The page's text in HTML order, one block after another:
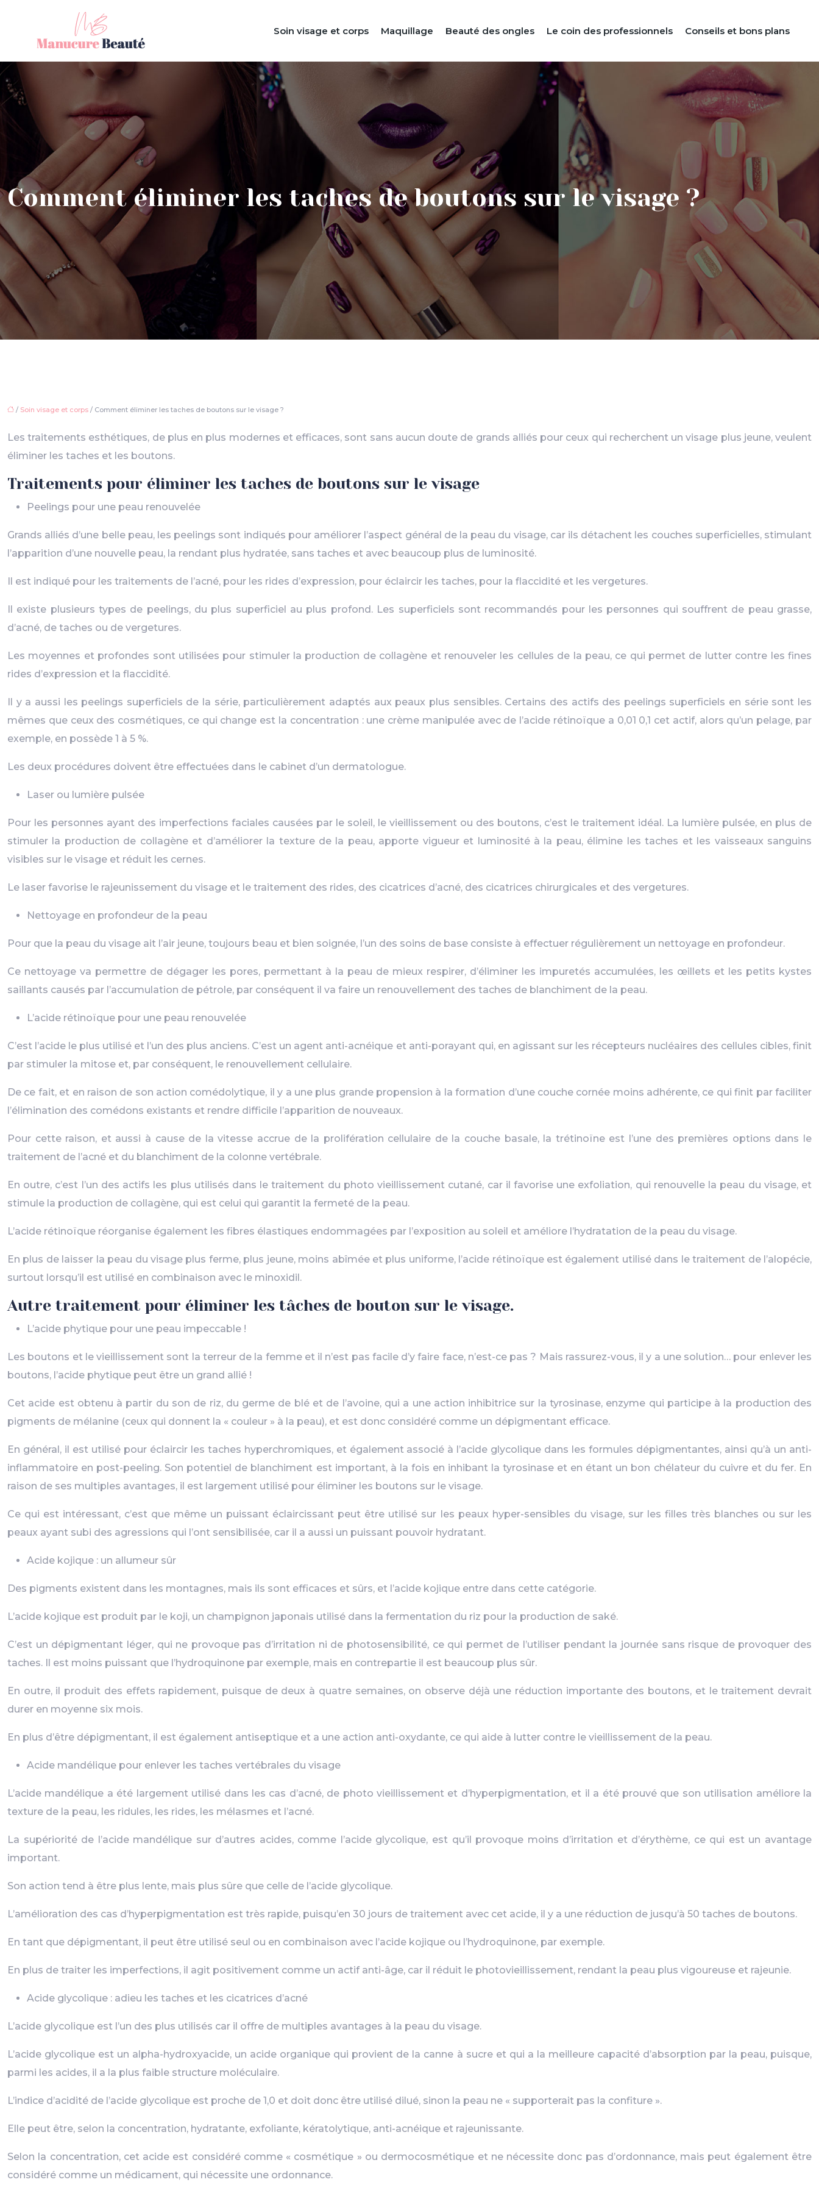
Soin visage et corps Maquillage Beauté des ongles Le coin des professionnels Conseils et bons plans
Comment éliminer les taches de boutons sur le visage ?
/ Soin visage et corps / Comment éliminer les taches de boutons sur le visage ?
Les traitements esthétiques, de plus en plus modernes et efficaces, sont sans aucun doute de grands alliés pour ceux qui recherchent un visage plus jeune, veulent
éliminer les taches et les boutons.
Traitements pour éliminer les taches de boutons sur le visage
Peelings pour une peau renouvelée
Grands alliés d’une belle peau, les peelings sont indiqués pour améliorer l’aspect général de la peau du visage, car ils détachent les couches superficielles, stimulant
l’apparition d’une nouvelle peau, la rendant plus hydratée, sans taches et avec beaucoup plus de luminosité.
Il est indiqué pour les traitements de l’acné, pour les rides d’expression, pour éclaircir les taches, pour la flaccidité et les vergetures.
Il existe plusieurs types de peelings, du plus superficiel au plus profond. Les superficiels sont recommandés pour les personnes qui souffrent de peau grasse,
d’acné, de taches ou de vergetures.
Les moyennes et profondes sont utilisées pour stimuler la production de collagène et renouveler les cellules de la peau, ce qui permet de lutter contre les fines
rides d’expression et la flaccidité.
Il y a aussi les peelings superficiels de la série, particulièrement adaptés aux peaux plus sensibles. Certains des actifs des peelings superficiels en série sont les
mêmes que ceux des cosmétiques, ce qui change est la concentration : une crème manipulée avec de l’acide rétinoïque a 0,01 0,1 cet actif, alors qu’un pelage, par
exemple, en possède 1 à 5 %.
Les deux procédures doivent être effectuées dans le cabinet d’un dermatologue.
Laser ou lumière pulsée
Pour les personnes ayant des imperfections faciales causées par le soleil, le vieillissement ou des boutons, c’est le traitement idéal. La lumière pulsée, en plus de
stimuler la production de collagène et d’améliorer la texture de la peau, apporte vigueur et luminosité à la peau, élimine les taches et les vaisseaux sanguins
visibles sur le visage et réduit les cernes.
Le laser favorise le rajeunissement du visage et le traitement des rides, des cicatrices d’acné, des cicatrices chirurgicales et des vergetures.
Nettoyage en profondeur de la peau
Pour que la peau du visage ait l’air jeune, toujours beau et bien soignée, l’un des soins de base consiste à effectuer régulièrement un nettoyage en profondeur.
Ce nettoyage va permettre de dégager les pores, permettant à la peau de mieux respirer, d’éliminer les impuretés accumulées, les œillets et les petits kystes
saillants causés par l’accumulation de pétrole, par conséquent il va faire un renouvellement des taches de blanchiment de la peau.
L’acide rétinoïque pour une peau renouvelée
C’est l’acide le plus utilisé et l’un des plus anciens. C’est un agent anti-acnéique et anti-porayant qui, en agissant sur les récepteurs nucléaires des cellules cibles, finit
par stimuler la mitose et, par conséquent, le renouvellement cellulaire.
De ce fait, et en raison de son action comédolytique, il y a une plus grande propension à la formation d’une couche cornée moins adhérente, ce qui finit par faciliter
l’élimination des comédons existants et rendre difficile l’apparition de nouveaux.
Pour cette raison, et aussi à cause de la vitesse accrue de la prolifération cellulaire de la couche basale, la trétinoïne est l’une des premières options dans le
traitement de l’acné et du blanchiment de la colonne vertébrale.
En outre, c’est l’un des actifs les plus utilisés dans le traitement du photo vieillissement cutané, car il favorise une exfoliation, qui renouvelle la peau du visage, et
stimule la production de collagène, qui est celui qui garantit la fermeté de la peau.
L’acide rétinoïque réorganise également les fibres élastiques endommagées par l’exposition au soleil et améliore l’hydratation de la peau du visage.
En plus de laisser la peau du visage plus ferme, plus jeune, moins abîmée et plus uniforme, l’acide rétinoïque est également utilisé dans le traitement de l’alopécie,
surtout lorsqu’il est utilisé en combinaison avec le minoxidil.
Autre traitement pour éliminer les tâches de bouton sur le visage.
L’acide phytique pour une peau impeccable !
Les boutons et le vieillissement sont la terreur de la femme et il n’est pas facile d’y faire face, n’est-ce pas ? Mais rassurez-vous, il y a une solution… pour enlever les
boutons, l’acide phytique peut être un grand allié !
Cet acide est obtenu à partir du son de riz, du germe de blé et de l’avoine, qui a une action inhibitrice sur la tyrosinase, enzyme qui participe à la production des
pigments de mélanine (ceux qui donnent la « couleur » à la peau), et est donc considéré comme un dépigmentant efficace.
En général, il est utilisé pour éclaircir les taches hyperchromiques, et également associé à l’acide glycolique dans les formules dépigmentantes, ainsi qu’à un anti-
inflammatoire en post-peeling. Son potentiel de blanchiment est important, à la fois en inhibant la tyrosinase et en étant un bon chélateur du cuivre et du fer. En
raison de ses multiples avantages, il est largement utilisé pour éliminer les boutons sur le visage.
Ce qui est intéressant, c’est que même un puissant éclaircissant peut être utilisé sur les peaux hyper-sensibles du visage, sur les filles très blanches ou sur les
peaux ayant subi des agressions qui l’ont sensibilisée, car il a aussi un puissant pouvoir hydratant.
Acide kojique : un allumeur sûr
Des pigments existent dans les montagnes, mais ils sont efficaces et sûrs, et l’acide kojique entre dans cette catégorie.
L’acide kojique est produit par le koji, un champignon japonais utilisé dans la fermentation du riz pour la production de saké.
C’est un dépigmentant léger, qui ne provoque pas d’irritation ni de photosensibilité, ce qui permet de l’utiliser pendant la journée sans risque de provoquer des
taches. Il est moins puissant que l’hydroquinone par exemple, mais en contrepartie il est beaucoup plus sûr.
En outre, il produit des effets rapidement, puisque de deux à quatre semaines, on observe déjà une réduction importante des boutons, et le traitement devrait
durer en moyenne six mois.
En plus d’être dépigmentant, il est également antiseptique et a une action anti-oxydante, ce qui aide à lutter contre le vieillissement de la peau.
Acide mandélique pour enlever les taches vertébrales du visage
L’acide mandélique a été largement utilisé dans les cas d’acné, de photo vieillissement et d’hyperpigmentation, et il a été prouvé que son utilisation améliore la
texture de la peau, les ridules, les rides, les mélasmes et l’acné.
La supériorité de l’acide mandélique sur d’autres acides, comme l’acide glycolique, est qu’il provoque moins d’irritation et d’érythème, ce qui est un avantage
important.
Son action tend à être plus lente, mais plus sûre que celle de l’acide glycolique.
L’amélioration des cas d’hyperpigmentation est très rapide, puisqu’en 30 jours de traitement avec cet acide, il y a une réduction de jusqu’à 50 taches de boutons.
En tant que dépigmentant, il peut être utilisé seul ou en combinaison avec l’acide kojique ou l’hydroquinone, par exemple.
En plus de traiter les imperfections, il agit positivement comme un actif anti-âge, car il réduit le photovieillissement, rendant la peau plus vigoureuse et rajeunie.
Acide glycolique : adieu les taches et les cicatrices d’acné
L’acide glycolique est l’un des plus utilisés car il offre de multiples avantages à la peau du visage.
L’acide glycolique est un alpha-hydroxyacide, un acide organique qui provient de la canne à sucre et qui a la meilleure capacité d’absorption par la peau, puisque,
parmi les acides, il a la plus faible structure moléculaire.
L’indice d’acidité de l’acide glycolique est proche de 1,0 et doit donc être utilisé dilué, sinon la peau ne « supporterait pas la confiture ».
Elle peut être, selon la concentration, hydratante, exfoliante, kératolytique, anti-acnéique et rajeunissante.
Selon la concentration, cet acide est considéré comme « cosmétique » ou dermocosmétique et ne nécessite donc pas d’ordonnance, mais peut également être
considéré comme un médicament, qui nécessite une ordonnance.